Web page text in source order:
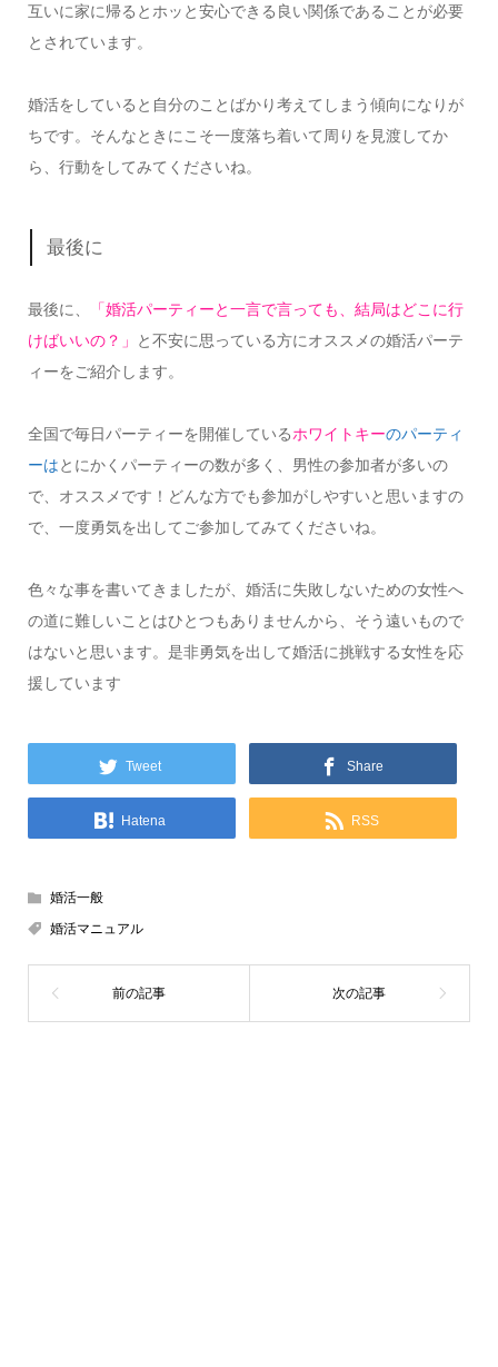
互いに家に帰るとホッと安心できる良い関係であることが必要
とされています。
婚活をしていると自分のことばかり考えてしまう傾向になりが
ちです。そんなときにこそ一度落ち着いて周りを見渡してか
ら、行動をしてみてくださいね。
最後に
最後に、
「婚活パーティーと一言で言っても、結局はどこに行
けばいいの？」
と不安に思っている方にオススメの婚活パーテ
ィーをご紹介します。
全国で毎日パーティーを開催しているホワイトキーのパーティ
ーはとにかくパーティーの数が多く、男性の参加者が多いの
で、オススメです！どんな方でも参加がしやすいと思いますの
で、一度勇気を出してご参加してみてくださいね。
色々な事を書いてきましたが、婚活に失敗しないための女性へ
の道に難しいことはひとつもありませんから、そう遠いもので
はないと思います。是非勇気を出して婚活に挑戦する女性を応
援しています
Tweet Share
Hatena RSS
婚活一般
婚活マニュアル